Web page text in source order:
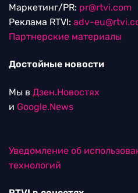
Маркетинг/PR: pr@rtvi.com
Реклама RTVI: adv-
Партнерские материалы
Достойные новости
Мы в Дзен.Новостях
и Google.News
Уведомление об
технологий